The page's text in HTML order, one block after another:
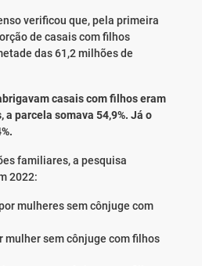
verificou que, pela primeira
de casais com filhos
das 61,2 milhões de
casais com filhos eram
a parcela somava 54,9%. Já o
familiares, a pesquisa
2022:
mulheres sem cônjuge com
mulher sem cônjuge com filhos